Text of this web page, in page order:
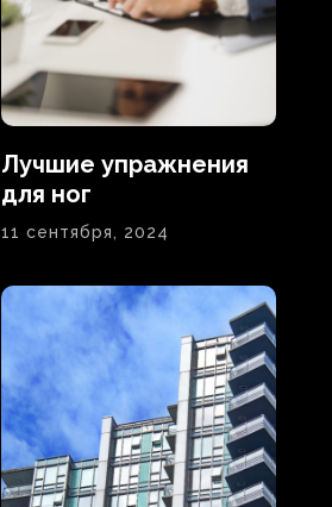
Лучшие упражнения
для ног
11 сентября, 2024